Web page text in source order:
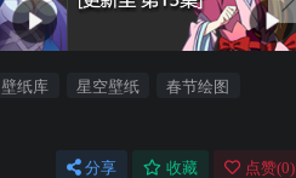
壁纸库 星空壁纸
春节绘图
分享 收藏 点赞(0)